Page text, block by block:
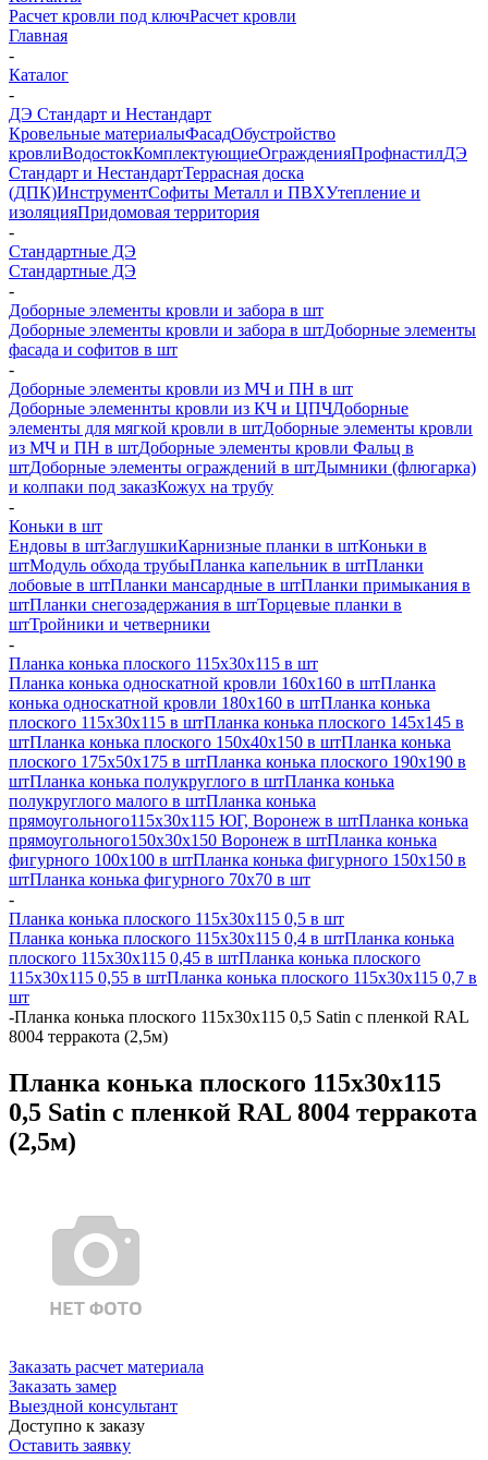
Расчет кровли под ключРасчет кровли
Главная
-
Каталог
-
ДЭ Стандарт и Нестандарт
Кровельные материалыФасадОбустройство
кровлиВодостокКомплектующиеОгражденияПрофнастилДЭ
Стандарт и НестандартТеррасная доска
(ДПК)ИнструментСофиты Металл и ПВХУтепление и
изоляцияПридомовая территория
-
Стандартные ДЭ
Стандартные ДЭ
-
Доборные элементы кровли и забора в шт
Доборные элементы кровли и забора в штДоборные элементы
фасада и софитов в шт
-
Доборные элементы кровли из МЧ и ПН в шт
Доборные элеменнты кровли из КЧ и ЦПЧДоборные
элементы для мягкой кровли в штДоборные элементы кровли
из МЧ и ПН в штДоборные элементы кровли Фальц в
штДоборные элементы ограждений в штДымники (флюгарка)
и колпаки под заказКожух на трубу
-
Коньки в шт
Ендовы в штЗаглушкиКарнизные планки в штКоньки в
штМодуль обхода трубыПланка капельник в штПланки
лобовые в штПланки мансардные в штПланки примыкания в
штПланки снегозадержания в штТорцевые планки в
штТройники и четверники
-
Планка конька плоского 115х30х115 в шт
Планка конька односкатной кровли 160х160 в штПланка
конька односкатной кровли 180х160 в штПланка конька
плоского 115х30х115 в штПланка конька плоского 145х145 в
штПланка конька плоского 150х40х150 в штПланка конька
плоского 175х50х175 в штПланка конька плоского 190х190 в
штПланка конька полукруглого в штПланка конька
полукруглого малого в штПланка конька
прямоугольного115х30х115 ЮГ, Воронеж в штПланка конька
прямоугольного150х30х150 Воронеж в штПланка конька
фигурного 100x100 в штПланка конька фигурного 150x150 в
штПланка конька фигурного 70x70 в шт
-
Планка конька плоского 115х30х115 0,5 в шт
Планка конька плоского 115х30х115 0,4 в штПланка конька
плоского 115х30х115 0,45 в штПланка конька плоского
115х30х115 0,55 в штПланка конька плоского 115х30х115 0,7 в
шт
-Планка конька плоского 115х30х115 0,5 Satin с пленкой RAL
8004 терракота (2,5м)
Планка конька плоского 115х30х115
0,5 Satin с пленкой RAL 8004 терракота
(2,5м)
Заказать расчет материала
Заказать замер
Выездной консультант
Доступно к заказу
Оставить заявку